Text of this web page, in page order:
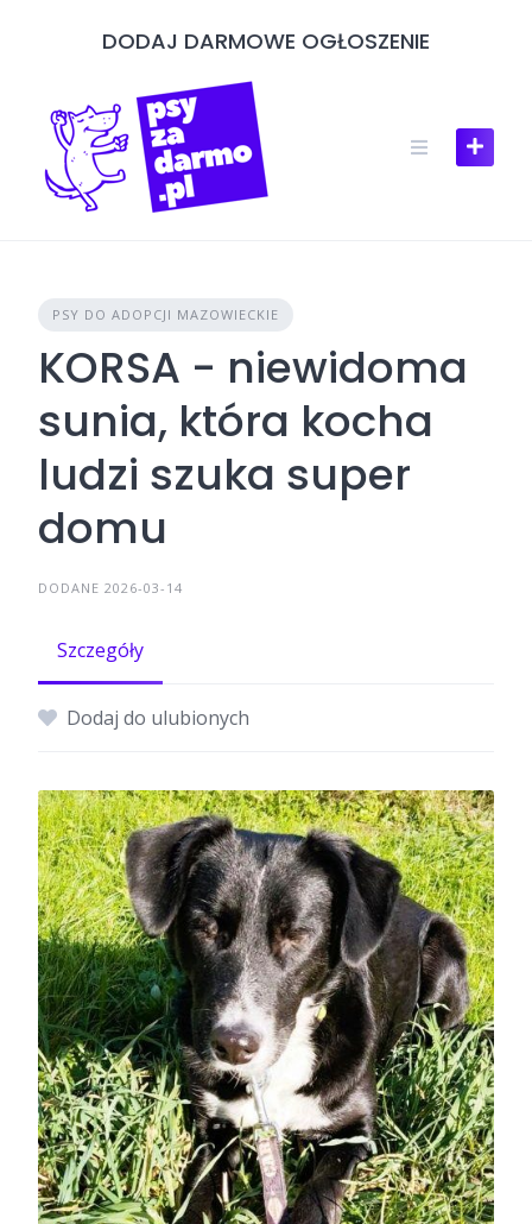
DODAJ DARMOWE OGŁOSZENIE
PSY DO ADOPCJI MAZOWIECKIE
KORSA - niewidoma
sunia, która kocha
ludzi szuka super
domu
DODANE 2026-03-14
Szczegóły
Dodaj do ulubionych